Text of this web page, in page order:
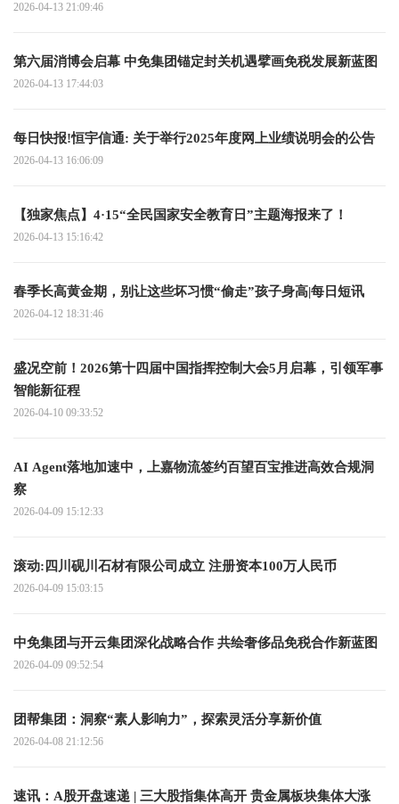
2026-04-13 21:09:46
第六届消博会启幕 中免集团锚定封关机遇擘画免税发展新蓝图
2026-04-13 17:44:03
每日快报!恒宇信通: 关于举行2025年度网上业绩说明会的公告
2026-04-13 16:06:09
【独家焦点】4·15“全民国家安全教育日”主题海报来了！
2026-04-13 15:16:42
春季长高黄金期，别让这些坏习惯“偷走”孩子身高|每日短讯
2026-04-12 18:31:46
盛况空前！2026第十四届中国指挥控制大会5月启幕，引领军事
智能新征程​
2026-04-10 09:33:52
AI Agent落地加速中，上嘉物流签约百望百宝推进高效合规洞
察
2026-04-09 15:12:33
滚动:四川砚川石材有限公司成立 注册资本100万人民币
2026-04-09 15:03:15
中免集团与开云集团深化战略合作 共绘奢侈品免税合作新蓝图
2026-04-09 09:52:54
团帮集团：洞察“素人影响力”，探索灵活分享新价值
2026-04-08 21:12:56
速讯：A股开盘速递 | 三大股指集体高开 贵金属板块集体大涨